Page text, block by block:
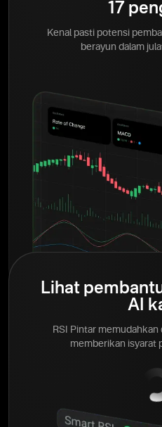
17
Kenal pasti potensi
berayun dalam
Lihat
AI
RSI Pintar memudahkan
memberikan isyarat